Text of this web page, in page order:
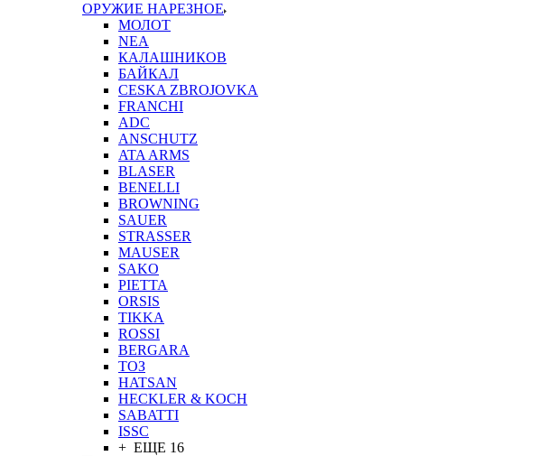
ОРУЖИЕ НАРЕЗНОЕ
МОЛОТ
NEA
КАЛАШНИКОВ
БАЙКАЛ
CESKA ZBROJOVKA
FRANCHI
ADC
ANSCHUTZ
ATA ARMS
BLASER
BENELLI
BROWNING
SAUER
STRASSER
MAUSER
SAKO
PIETTA
ORSIS
TIKKA
ROSSI
BERGARA
ТОЗ
HATSAN
HECKLER & KOCH
SABATTI
ISSC
+ ЕЩЕ 16